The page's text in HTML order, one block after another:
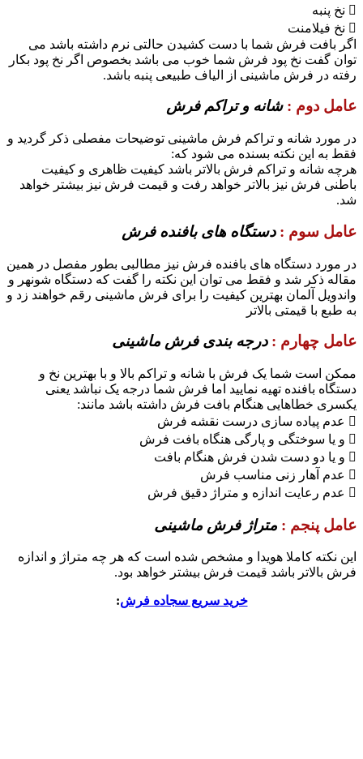
 نخ پنبه
 نخ فیلامنت
اگر بافت فرش شما با دست کشیدن حالتی نرم داشته باشد می
توان گفت نخ پود فرش شما خوب می باشد بخصوص اگر نخ پود بکار
رفته در فرش ماشینی از الیاف طبیعی پنبه باشد.
عامل دوم : شانه و تراکم فرش
در مورد شانه و تراکم فرش ماشینی توضیحات مفصلی ذکر گردید و
فقط به این نکته بسنده می شود که:
هرچه شانه و تراکم فرش بالاتر باشد کیفیت ظاهری و کیفیت
باطنی فرش نیز بالاتر خواهد رفت و قیمت فرش نیز بیشتر خواهد
شد.
عامل سوم : دستگاه های بافنده فرش
در مورد دستگاه های بافنده فرش نیز مطالبی بطور مفصل در همین
مقاله ذکر شد و فقط می توان این نکته را گفت که دستگاه شونهر و
واندویل آلمان بهترین کیفیت را برای فرش ماشینی رقم خواهند زد و
به طبع با قیمتی بالاتر
عامل چهارم : درجه بندی فرش ماشینی
ممکن است شما یک فرش با شانه و تراکم بالا و با بهترین نخ و
دستگاه بافنده تهیه نمایید اما فرش شما درجه یک نباشد یعنی
یکسری خطاهایی هنگام بافت فرش داشته باشد مانند:
 عدم پیاده سازی درست نقشه فرش
 و یا سوختگی و پارگی هنگاه بافت فرش
 و یا دو دست شدن فرش هنگام بافت
 عدم آهار زنی مناسب فرش
 عدم رعایت اندازه و متراژ دقیق فرش
عامل پنجم : متراژ فرش ماشینی
این نکته کاملا هویدا و مشخص شده است که هر چه متراژ و اندازه
فرش بالاتر باشد قیمت فرش بیشتر خواهد بود.
خرید سریع سجاده فرش: